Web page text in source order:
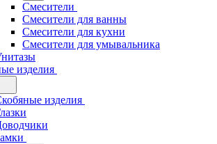
Смесители
Смесители для ванны
Смесители для кухни
Смесители для умывальника
изделия
изделия